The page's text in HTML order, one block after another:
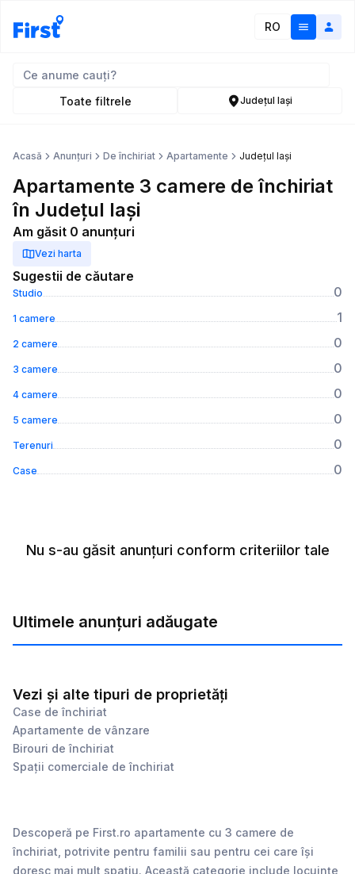
RO
Toate filtrele Județul Iași
Acasă Anunțuri De închiriat Apartamente Județul Iași
Apartamente 3 camere de închiriat
în Județul Iași
Am găsit 0 anunțuri
Vezi harta
Sugestii de căutare
Studio 0
1 camere 1
2 camere 0
3 camere 0
4 camere 0
5 camere 0
Terenuri 0
Case 0
Nu s-au găsit anunțuri conform criteriilor tale
Ultimele anunțuri adăugate
Vezi și alte tipuri de proprietăți
Case de închiriat
Apartamente de vânzare
Birouri de închiriat
Spații comerciale de închiriat
Descoperă pe First.ro apartamente cu 3 camere de
închiriat, potrivite pentru familii sau pentru cei care își
doresc mai mult spațiu. Această categorie include locuințe